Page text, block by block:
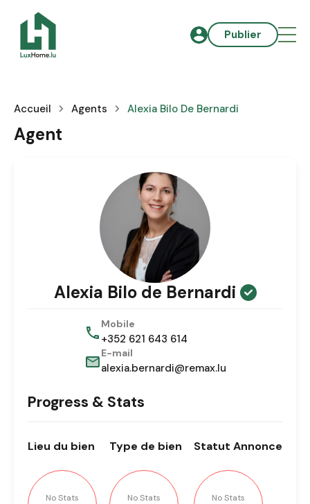
Publier
Accueil Agents Alexia Bilo De Bernardi
Agent
Alexia Bilo de Bernardi
Mobile
+352 621 643 614
E-mail
alexia.bernardi@remax.lu
Progress & Stats
Lieu du bien
No Stats
Type de bien
No Stats
Statut Annonce
No Stats